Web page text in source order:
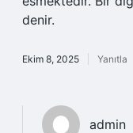
denir.
Ekim 8, 2025 Yanıtla
admin